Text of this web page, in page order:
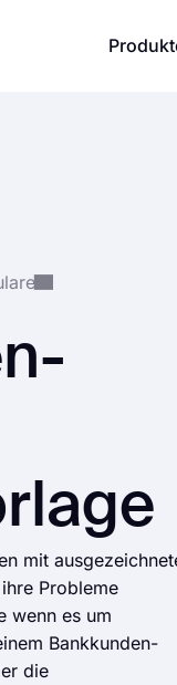
mit
Probleme
wenn es um
Bankkunden-
die